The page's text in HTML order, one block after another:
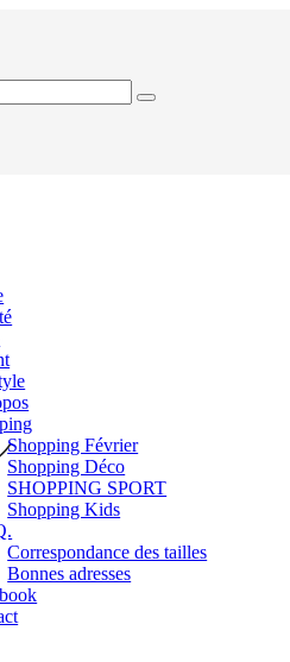
Shopping Février
Shopping Déco
SHOPPING SPORT
Shopping Kids
Correspondance des tailles
Bonnes adresses